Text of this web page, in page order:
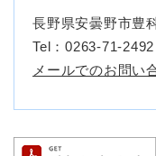
長野県安曇野市豊
Tel：0263-71-2492
メールでのお問い